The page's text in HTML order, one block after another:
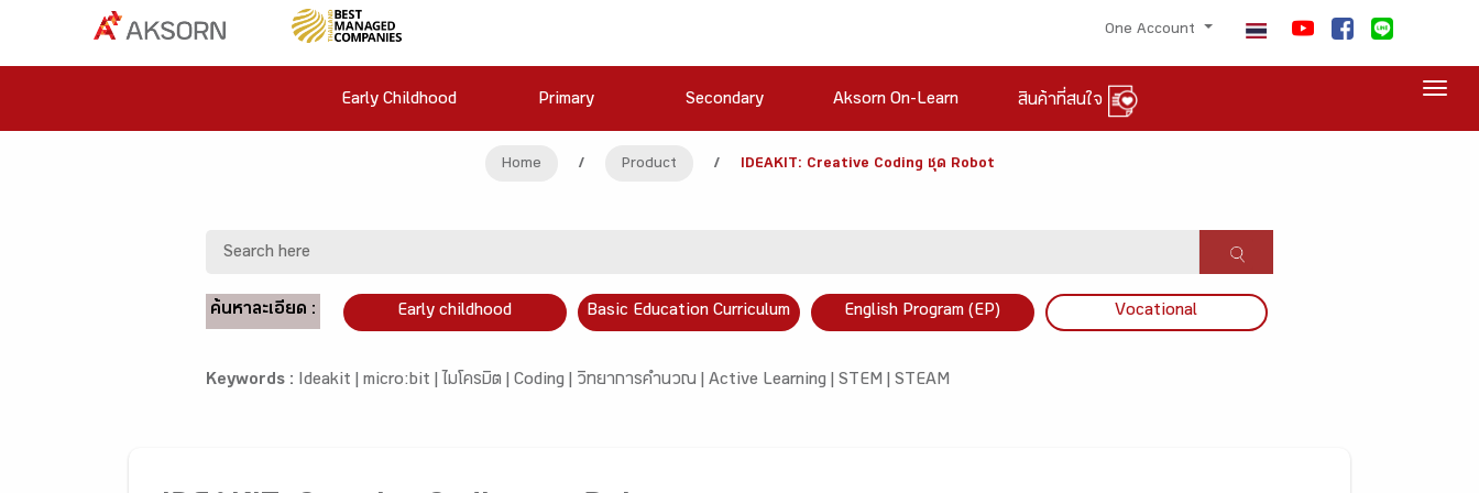
One Account
Early Childhood Primary Secondary Aksorn On-Learn สินค้าที่สนใจ
Home / Product / IDEAKIT: Creative Coding ชุด Robot
ค้นหาละเอียด : Early childhood Basic Education Curriculum English Program (EP) Vocational
Keywords : Ideakit | micro:bit | ไมโครบิต | Coding | วิทยาการคำนวณ | Active Learning | STEM | STEAM